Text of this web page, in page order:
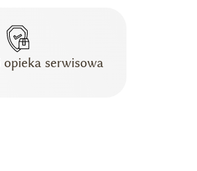
serwisowa